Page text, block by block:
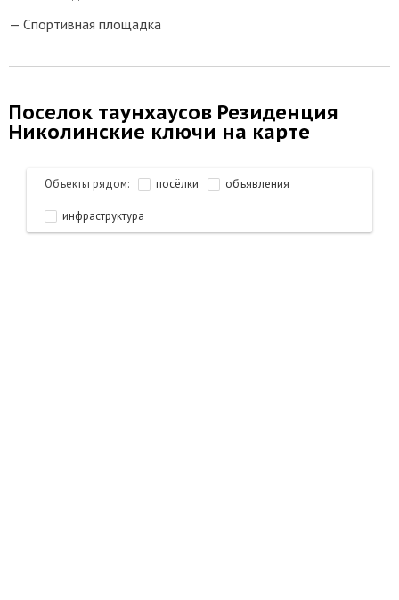
Спортивная площадка
Поселок таунхаусов Резиденция
Николинские ключи на карте
Объекты рядом: посёлки объявления
инфраструктура